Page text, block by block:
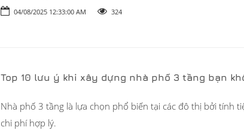
04/08/2025 12:33:00 AM 324
Top 10 lưu ý khi xây dựng nhà phố 3 tầng bạn
Nhà phố 3 tầng là lựa chọn phổ biến tại các đô thị bởi tính
chi phí hợp lý.